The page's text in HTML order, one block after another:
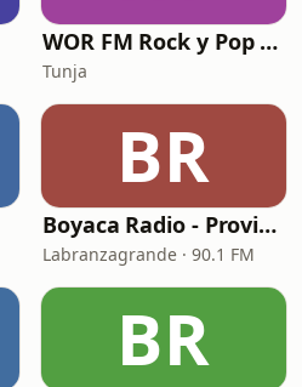
WOR FM Rock y Pop Tunja
Tunja
BR
Boyaca Radio - Provincia Libertad
Labranzagrande · 90.1 FM
BR